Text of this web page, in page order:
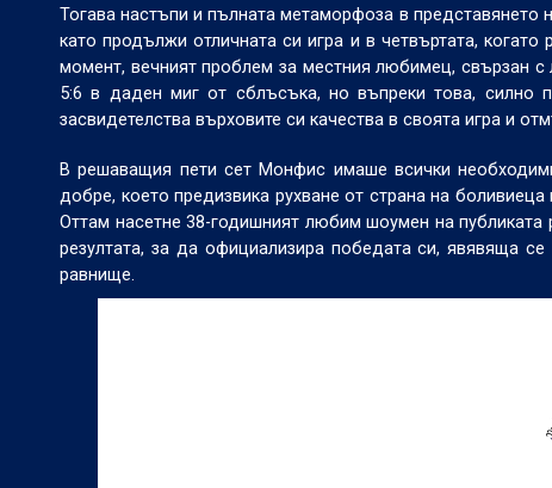
Тогава настъпи и пълната метаморфоза в представянето
като продължи отличната си игра и в четвъртата,
момент, вечният проблем за местния любимец, свързан с
5:6 в даден миг от сблъсъка, но въпреки това, силно
засвидетелства върховите си качества в своята игра и
В решаващия пети сет Монфис имаше всички
добре, което предизвика рухване от страна на
Оттам насетне 38-годишният любим шоумен на
резултата, за да официализира победата си, явявяща
равнище.